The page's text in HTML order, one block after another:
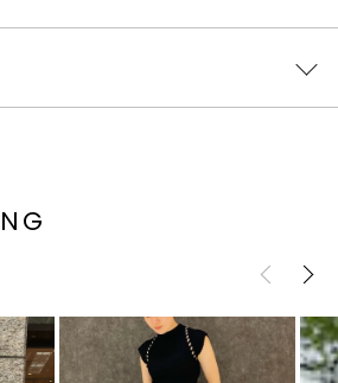
素材を使用し、ウエストは後ろのみゴム仕
リエステル85％ レーヨン13％ ポリウレ
最大76cm
サイズガイド